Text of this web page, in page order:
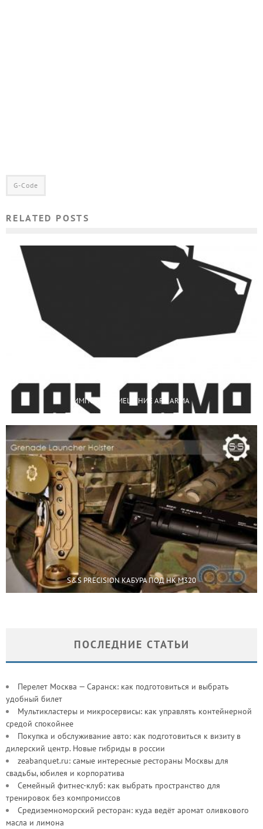
G-Code
RELATED POSTS
ИМПОРТОЗАМЕЩЕНИЕ ARS ARMA
S&S PRECISION КАБУРА ПОД HK M320
ПОСЛЕДНИЕ СТАТЬИ
Перелет Москва — Саранск: как подготовиться и выбрать
удобный билет
Мультикластеры и микросервисы: как управлять контейнерной
средой спокойнее
Покупка и обслуживание авто: как подготовиться к визиту в
дилерский центр. Новые гибриды в россии
zeabanquet.ru: самые интересные рестораны Москвы для
свадьбы, юбилея и корпоратива
Семейный фитнес-клуб: как выбрать пространство для
тренировок без компромиссов
Средиземноморский ресторан: куда ведёт аромат оливкового
масла и лимона